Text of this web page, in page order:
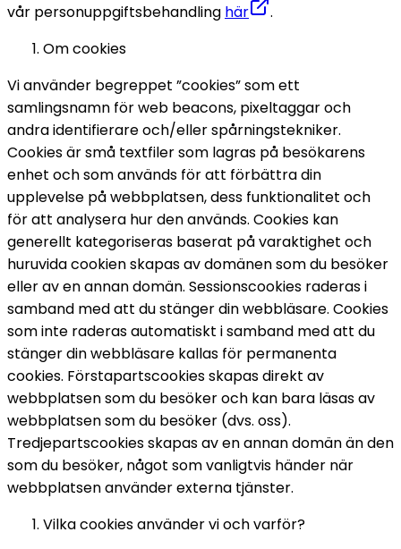
vår personuppgiftsbehandling här
.
Om cookies
Vi använder begreppet ”cookies” som ett
samlingsnamn för web beacons, pixeltaggar och
andra identifierare och/eller spårningstekniker.
Cookies är små textfiler som lagras på besökarens
enhet och som används för att förbättra din
upplevelse på webbplatsen, dess funktionalitet och
för att analysera hur den används. Cookies kan
generellt kategoriseras baserat på varaktighet och
huruvida cookien skapas av domänen som du besöker
eller av en annan domän. Sessionscookies raderas i
samband med att du stänger din webbläsare. Cookies
som inte raderas automatiskt i samband med att du
stänger din webbläsare kallas för permanenta
cookies. Förstapartscookies skapas direkt av
webbplatsen som du besöker och kan bara läsas av
webbplatsen som du besöker (dvs. oss).
Tredjepartscookies skapas av en annan domän än den
som du besöker, något som vanligtvis händer när
webbplatsen använder externa tjänster.
Vilka cookies använder vi och varför?